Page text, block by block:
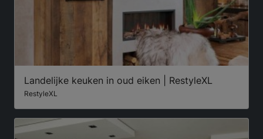
Landelijke keuken in oud eiken | RestyleXL
RestyleXL